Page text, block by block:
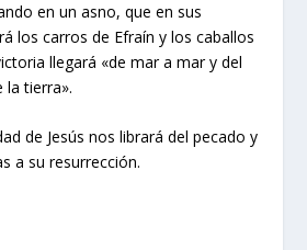
en un asno, que en sus
los carros de Efraín y los caballos
llegará «de mar a mar y del
la tierra».
de Jesús nos librará del pecado y
a su resurrección.